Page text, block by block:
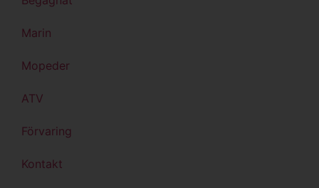
Marin
Mopeder
ATV
Förvaring
Kontakt